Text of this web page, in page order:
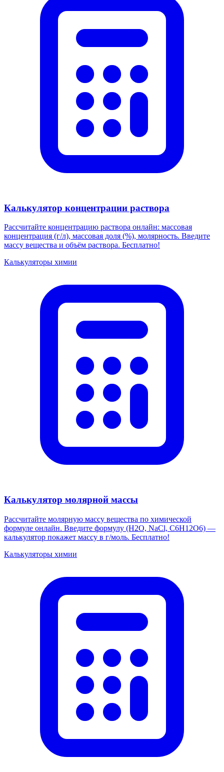
Калькулятор концентрации раствора
Рассчитайте концентрацию раствора онлайн: массовая
концентрация (г/л), массовая доля (%), молярность. Введите
массу вещества и объём раствора. Бесплатно!
Калькуляторы химии
Калькулятор молярной массы
Рассчитайте молярную массу вещества по химической
формуле онлайн. Введите формулу (H2O, NaCl, C6H12O6) —
калькулятор покажет массу в г/моль. Бесплатно!
Калькуляторы химии